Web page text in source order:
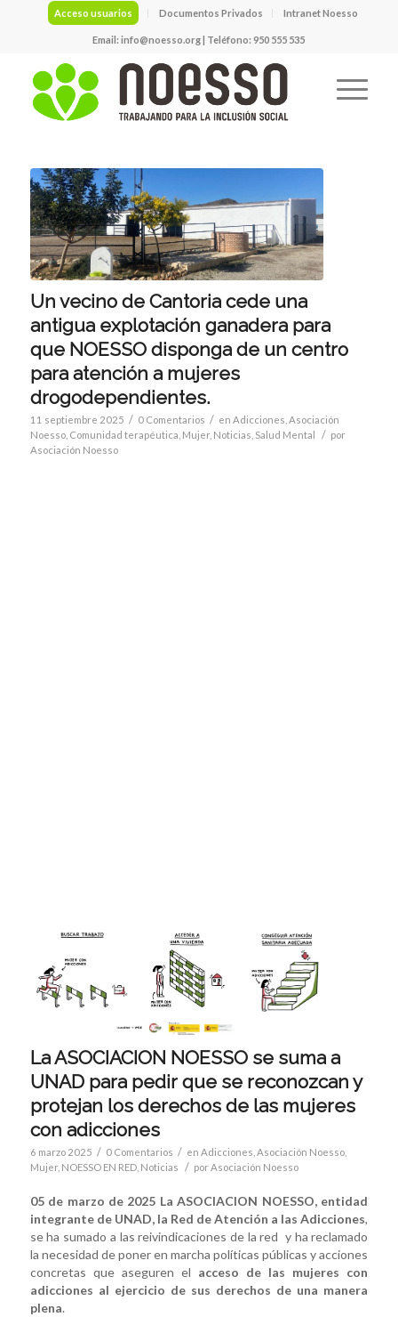
Acceso usuarios Documentos Privados Intranet Noesso
Email:info@noesso.org| Teléfono: 950 555 535
Un vecino de Cantoria cede una
antigua explotación ganadera para
que NOESSO disponga de un centro
para atención a mujeres
drogodependientes.
11 septiembre 2025 / 0 Comentarios / en Adicciones Asociación
Noesso, Comunidad terapéutica Mujer, Noticias Salud Mental / por
Asociación Noesso
La ASOCIACION NOESSO se suma a
UNAD para pedir que se reconozcan y
protejan los derechos de las mujeres
con adicciones
6 marzo 2025 / 0 Comentarios / en Adicciones Asociación Noesso,
Mujer, NOESSO EN RED, Noticias / porAsociación Noesso
05 de marzo de 2025 La ASOCIACION NOESSO, entidad
integrante de UNAD, la Red de Atención a las Adicciones,
se ha sumado a las reivindicaciones de la red y ha reclamado
la necesidad de poner en marcha políticas públicas y acciones
concretas que aseguren el acceso de las mujeres con
adicciones al ejercicio de sus derechos de una manera
plena.